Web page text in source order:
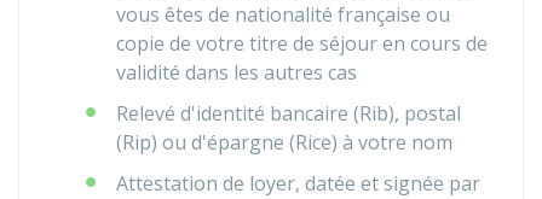
vous êtes de nationalité française ou
copie de votre titre de séjour en cours de
validité dans les autres cas
Relevé d'identité bancaire (Rib), postal
(Rip) ou d'épargne (Rice) à votre nom
Attestation de loyer, datée et signée par